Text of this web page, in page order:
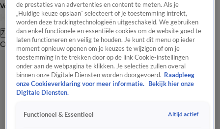
Volg Hart van Nederland
Zoeken
OverzichtRegioUitzendingenWeerTip de redactiePanelVideo's
de prestaties van advertenties en content te meten. Als je
„Huidige keuze opslaan” selecteert of je toestemming intrekt,
worden deze trackingtechnologieën uitgeschakeld. We gebruiken
dan enkel functionele en essentiële cookies om de website goed te
laten functioneren en veilig te houden. Je kunt dit menu op ieder
moment opnieuw openen om je keuzes te wijzigen of om je
toestemming in te trekken door op de link Cookie-instellingen
onder aan de webpagina te klikken. Je selecties zullen overal
binnen onze Digitale Diensten worden doorgevoerd. Raadpleeg
onze Cookieverklaring voor meer informatie.
Bekijk hier onze
Digitale Diensten.
Functioneel & Essentieel Altijd actief